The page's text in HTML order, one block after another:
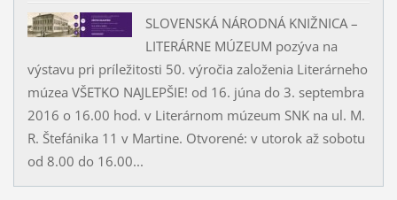
SLOVENSKÁ NÁRODNÁ KNIŽNICA –
LITERÁRNE MÚZEUM pozýva na
výstavu pri príležitosti 50. výročia založenia Literárneho
múzea VŠETKO NAJLEPŠIE! od 16. júna do 3. septembra
2016 o 16.00 hod. v Literárnom múzeum SNK na ul. M.
R. Štefánika 11 v Martine. Otvorené: v utorok až sobotu
od 8.00 do 16.00...